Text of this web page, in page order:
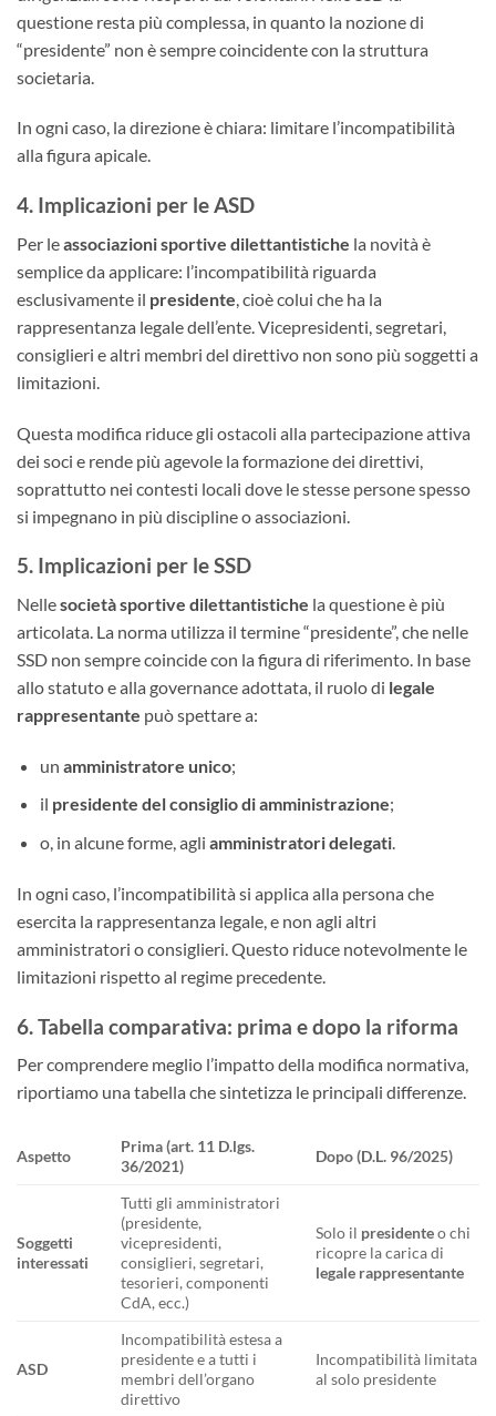
questione resta più complessa, in quanto la nozione di
“presidente” non è sempre coincidente con la struttura
societaria.
In ogni caso, la direzione è chiara: limitare l’incompatibilità
alla figura apicale.
4. Implicazioni per le ASD
Per leassociazioni sportive dilettantistiche la novità è
semplice da applicare: l’incompatibilità riguarda
esclusivamente il presidente , cioè colui che ha la
rappresentanza legale dell’ente. Vicepresidenti, segretari,
consiglieri e altri membri del direttivo non sono più soggetti a
limitazioni.
Questa modifica riduce gli ostacoli alla partecipazione attiva
dei soci e rende più agevole la formazione dei direttivi,
soprattutto nei contesti locali dove le stesse persone spesso
si impegnano in più discipline o associazioni.
5. Implicazioni per le SSD
Nellesocietà sportive dilettantistiche la questione è più
articolata. La norma utilizza il termine “presidente”, che nelle
SSD non sempre coincide con la figura di riferimento. In base
allo statuto e alla governance adottata, il ruolo di legale
rappresentante può spettare a:
un amministratore unico;
il presidente del consiglio di amministrazione;
o, in alcune forme, agli amministratori delegati.
In ogni caso, l’incompatibilità si applica alla persona che
esercita la rappresentanza legale, e non agli altri
amministratori o consiglieri. Questo riduce notevolmente le
limitazioni rispetto al regime precedente.
6. Tabella comparativa: prima e dopo la riforma
Per comprendere meglio l’impatto della modifica normativa,
riportiamo una tabella che sintetizza le principali differenze.
Aspetto
Prima (art. 11 D.lgs.
36/2021)
Dopo (D.L. 96/2025)
Soggetti
interessati
Tutti gli amministratori
(presidente,
vicepresidenti,
consiglieri, segretari,
tesorieri, componenti
CdA, ecc.)
Solo il presidenteo chi
ricopre la carica di
legale rappresentante
ASD
Incompatibilità estesa a
presidente e a tutti i
membri dell’organo
direttivo
Incompatibilità limitata
al solo presidente